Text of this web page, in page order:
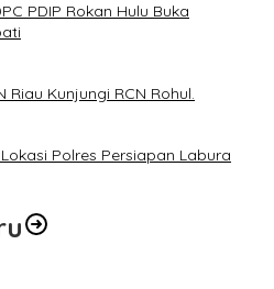
PDIP Rokan Hulu Buka
Riau Kunjungi RCN Rohul.
Polres Persiapan Labura